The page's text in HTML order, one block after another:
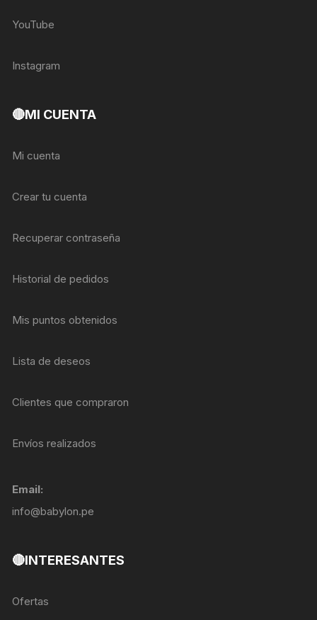
YouTube
Instagram
🔴MI CUENTA
Mi cuenta
Crear tu cuenta
Recuperar contraseña
Historial de pedidos
Mis puntos obtenidos
Lista de deseos
Clientes que compraron
Envíos realizados
Email:
info@babylon.pe
🔴INTERESANTES
Ofertas